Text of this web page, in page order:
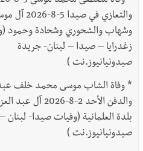
والتعازي في
وشهاب والشحوري وشحادة وحمود
زغدرايا – صيدا – لبنان- جريدة
صيدونيانيوز.نت )
* وفاة الشاب موسى محمد خلف عبد
والدفن الأحد 2-8-2026
بلدة العلمانية (وفيات صيدا- لبنان
صيدونيانيوز.نت )